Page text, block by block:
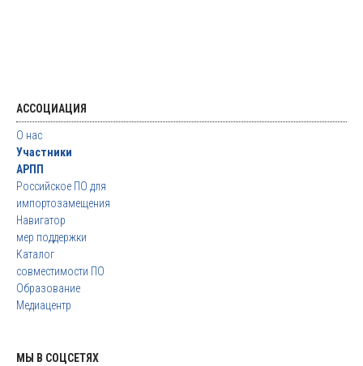
АССОЦИАЦИЯ
О нас
Участники
АРПП
Российское ПО для
импортозамещения
Навигатор
мер поддержки
Каталог
совместимости ПО
Образование
Медиацентр
МЫ В СОЦСЕТЯХ